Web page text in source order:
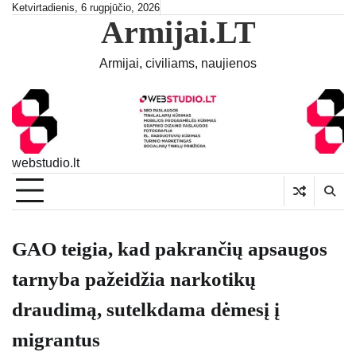
SkipKetvirtadienis, 6 rugpjūčio, 2026
Armijai.LT
Armijai, civiliams, naujienos
webstudio.lt
GAO teigia, kad pakrančių apsaugos
tarnyba pažeidžia narkotikų
draudimą, sutelkdama dėmesį į
migrantus